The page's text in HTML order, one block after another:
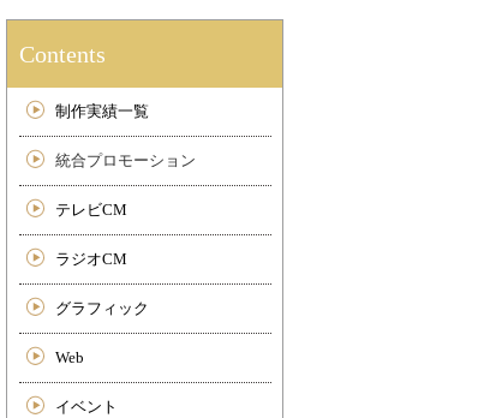
Contents
制作実績一覧
統合プロモーション
テレビCM
ラジオCM
グラフィック
Web
イベント